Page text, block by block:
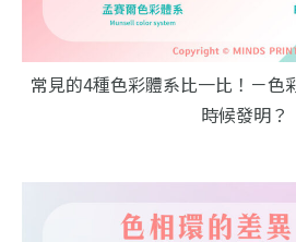
常見的4種色彩體系比一比！－色
時候發明？